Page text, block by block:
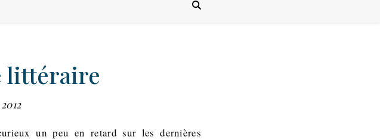
littéraire
un peu en retard sur les dernières